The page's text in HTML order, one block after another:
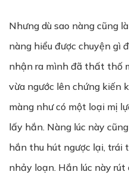
Nhưng dù sao nàng cũng
nàng hiểu được chuyện gì
nhận ra mình đã thất thố
vừa ngước lên chứng kiến
màng như có một loại mị
lấy hắn. Nàng lúc này
hắn thu hút ngược lại, trái
nhảy loạn. Hắn lúc này